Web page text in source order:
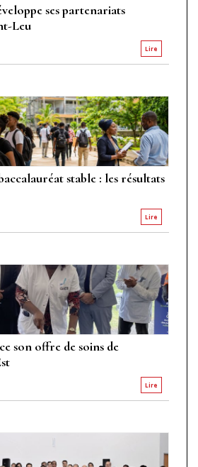
ses partenariats
Leu
Lire
stable : les résultats
Lire
son offre de soins de
Lire